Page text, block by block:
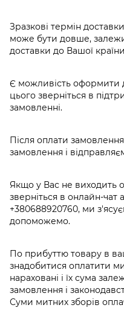
Зразкові термін
може бути довше,
доставки до Вашої
Є можливість оформити
цього зверніться в
замовленні.
Після оплати
замовлення і
Якщо у Вас не виходить
зверніться в онлайн-
+380688920760, ми
допоможемо.
По прибуттю товару в
знадобитися оплатити
нараховані і їх сума
замовлення і
Суми митних зборів